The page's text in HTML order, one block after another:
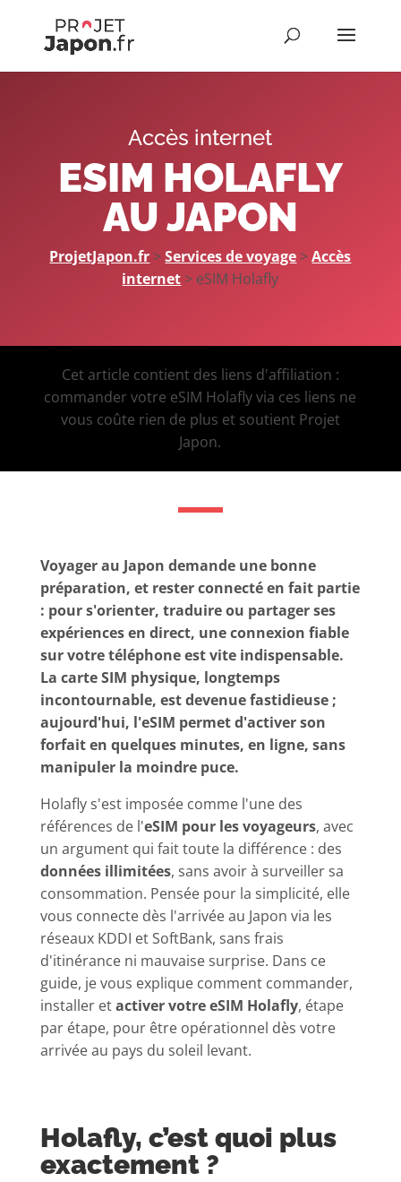
Accès internet
ESIM HOLAFLY
AU JAPON
ProjetJapon.fr >Services de voyage >Accès
internet > eSIM Holafly
Cet article contient des liens d'affiliation :
commander votre eSIM Holafly via ces liens ne
vous coûte rien de plus et soutient Projet
Japon.
Voyager au Japon demande une bonne
préparation, et rester connecté en fait partie
: pour s'orienter, traduire ou partager ses
expériences en direct, une connexion fiable
sur votre téléphone est vite indispensable.
La carte SIM physique, longtemps
incontournable, est devenue fastidieuse ;
aujourd'hui, l'eSIM permet d'activer son
forfait en quelques minutes, en ligne, sans
manipuler la moindre puce.
Holafly s'est imposée comme l'une des
références de l'eSIM pour les voyageurs, avec
un argument qui fait toute la différence : des
données illimitées, sans avoir à surveiller sa
consommation. Pensée pour la simplicité, elle
vous connecte dès l'arrivée au Japon via les
réseaux KDDI et SoftBank, sans frais
d'itinérance ni mauvaise surprise. Dans ce
guide, je vous explique comment commander,
installer etactiver votre eSIM Holafly, étape
par étape, pour être opérationnel dès votre
arrivée au pays du soleil levant.
Holafly, c’est quoi plus
exactement ?